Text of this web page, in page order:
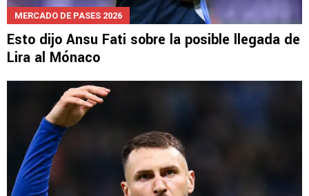
MERCADO DE PASES 2026
Esto dijo Ansu Fati sobre la posible llegada de
Lira al Mónaco